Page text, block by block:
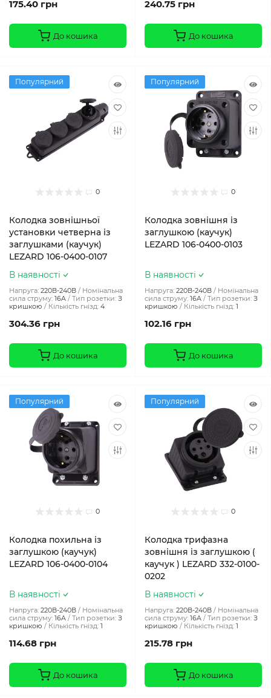
175.40 грн
До кошика
240.75 грн
До кошика
Популярний
0
Колодка зовнішньої
установки четверна із
заглушками (каучук)
LEZARD 106-0400-0107
В наявності
Напруга: 220В-240В
Номінальна
сила струму: 16A Тип розетки: З
кришкою
Кількість гнізд: 4
304.36 грн
До кошика
Популярний
0
Колодка зовнішня із
заглушкою (каучук)
LEZARD 106-0400-0103
В наявності
Напруга: 220В-240В
Номінальна
сила струму: 16A Тип розетки: З
кришкою
Кількість гнізд: 1
102.16 грн
До кошика
Популярний
0
Колодка похильна із
заглушкою (каучук)
LEZARD 106-0400-0104
В наявності
Напруга: 220В-240В
Номінальна
сила струму: 16A Тип розетки: З
кришкою
Кількість гнізд: 1
114.68 грн
До кошика
Популярний
0
Колодка трифазна
зовнішня із заглушкою (
каучук ) LEZARD 332-0100-
0202
В наявності
Напруга: 220В-240В
Номінальна
сила струму: 16A Тип розетки: З
кришкою
Кількість гнізд: 1
215.78 грн
До кошика